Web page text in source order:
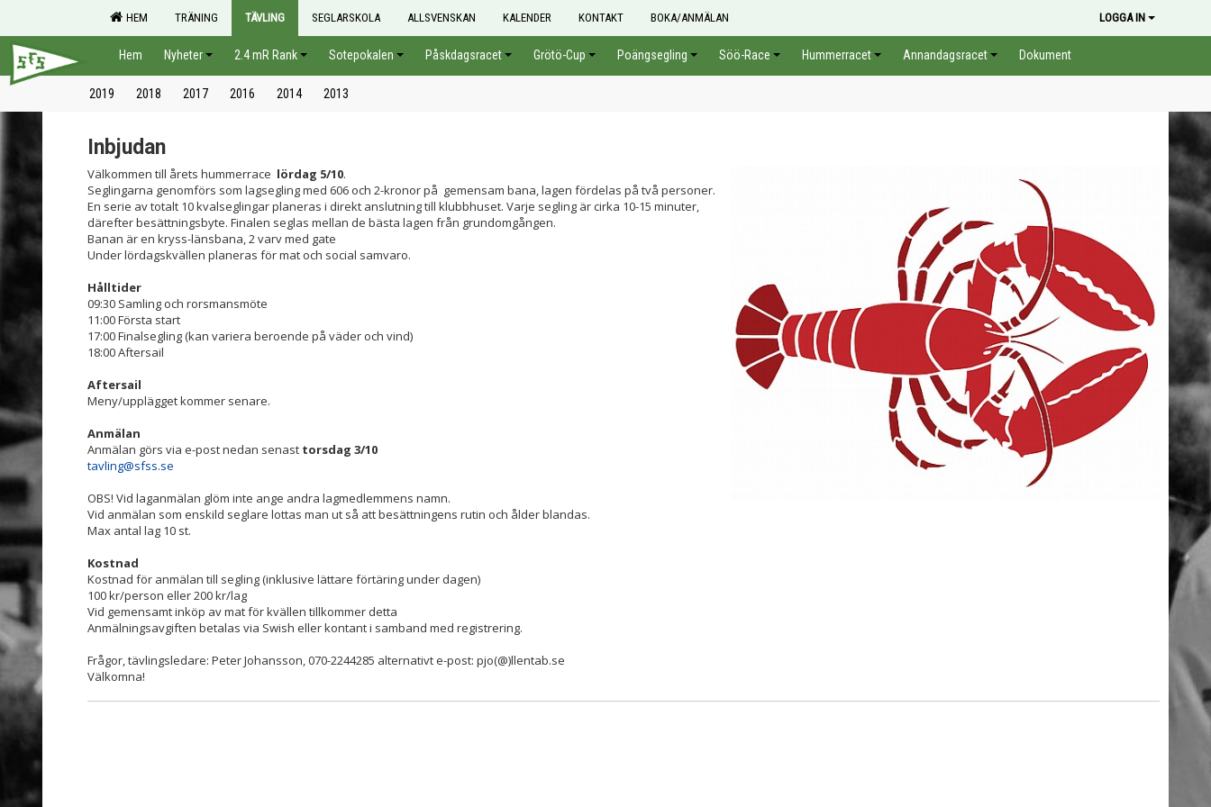
HEM TRÄNING TÄVLING SEGLARSKOLA ALLSVENSKAN KALENDER KONTAKT BOKA/ANMÄLAN LOGGA IN
Hem Nyheter 2.4 mR Rank Sotepokalen Påskdagsracet Grötö-Cup Poängsegling Söö-Race Hummerracet Annandagsracet Dokument
2019 2018 2017 2016 2014 2013
Inbjudan
Välkommen till årets hummerrace lördag 5/10.
Seglingarna genomförs som lagsegling med 606 och 2-kronor på gemensam bana, lagen fördelas på två personer.
En serie av totalt 10 kvalseglingar planeras i direkt anslutning till klubbhuset. Varje segling är cirka 10-15 minuter,
därefter besättningsbyte. Finalen seglas mellan de bästa lagen från grundomgången.
Banan är en kryss-länsbana, 2 varv med gate
Under lördagskvällen planeras för mat och social samvaro.
Hålltider
09:30 Samling och rorsmansmöte
11:00 Första start
17:00 Finalsegling (kan variera beroende på väder och vind)
18:00 Aftersail
Aftersail
Meny/upplägget kommer senare.
Anmälan
Anmälan görs via e-post nedan senast torsdag 3/10
tavling@sfss.se
OBS! Vid laganmälan glöm inte ange andra lagmedlemmens namn.
Vid anmälan som enskild seglare lottas man ut så att besättningens rutin och ålder blandas.
Max antal lag 10 st.
Kostnad
Kostnad för anmälan till segling (inklusive lättare förtäring under dagen)
100 kr/person eller 200 kr/lag
Vid gemensamt inköp av mat för kvällen tillkommer detta
Anmälningsavgiften betalas via Swish eller kontant i samband med registrering.
Frågor, tävlingsledare: Peter Johansson, 070-2244285 alternativt e-post: pjo(@)llentab.se
Välkomna!